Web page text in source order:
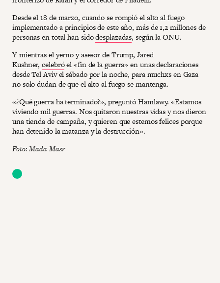
Desde el 18 de marzo, cuando se rompió el alto al fuego
implementado a principios de este año, más de 1,2 millones de
personas en total han sidodesplazadas, según la ONU.
Y mientras el yerno y asesor de Trump, Jared
Kushner,celebróel «fin de la guerra» en unas declaraciones
desde Tel Aviv el sábado por la noche, para muchxs en Gaza
no solo dudan de que el alto al fuego se mantenga.
«¿Qué guerra ha terminado?», preguntó Hamlawy. «Estamos
viviendo mil guerras. Nos quitaron nuestras vidas y nos dieron
una tienda de campaña, y quieren que estemos felices porque
han detenido la matanza y la destrucción».
Foto: Mada Masr